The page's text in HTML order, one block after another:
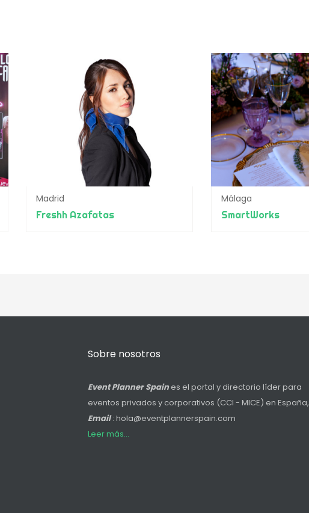
Madrid
Freshh Azafatas
Málaga
SmartWorks
Sobre nosotros
Event Planner Spaines el portal y directorio líder para
eventos privados y corporativos (CCI - MICE) en España,
Email: hola@eventplannerspain.com
Leer más...